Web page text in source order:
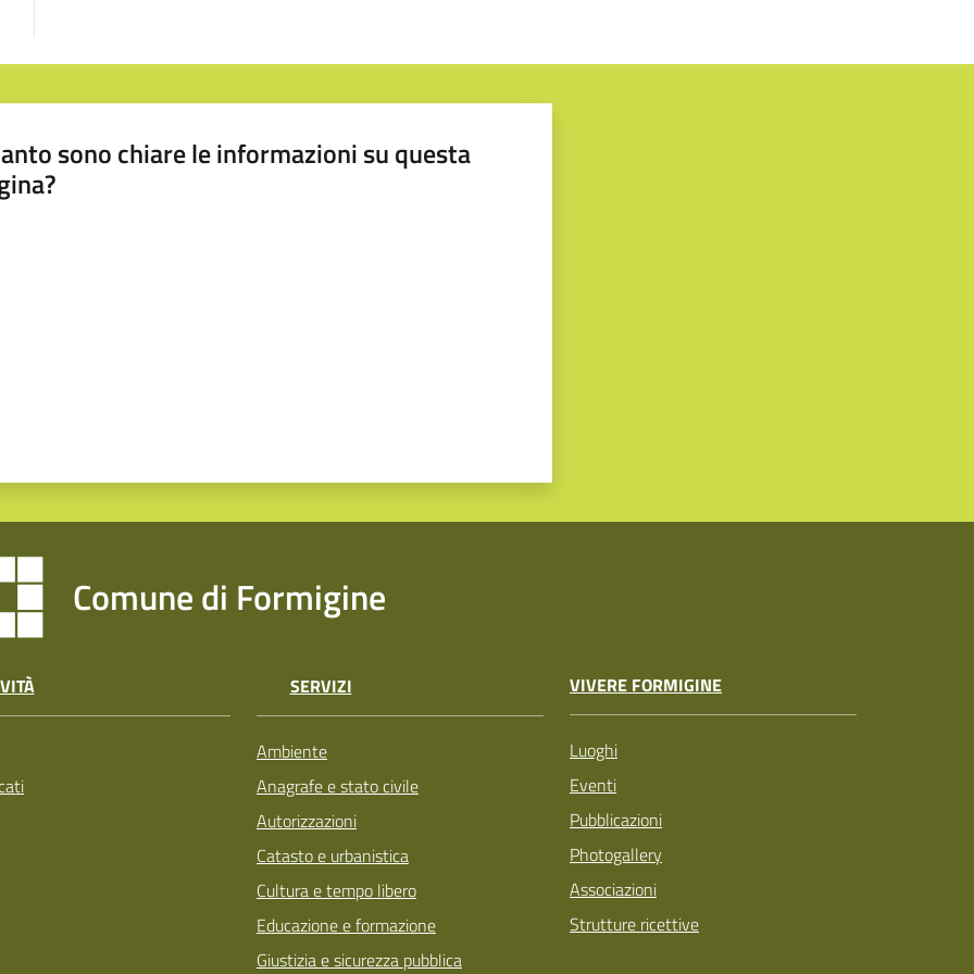
sono chiare le informazioni su questa
Comune di Formigine
SERVIZI
Ambiente
Anagrafe e stato civile
Autorizzazioni
Catasto e urbanistica
Cultura e tempo libero
Educazione e formazione
Giustizia e sicurezza pubblica
VIVERE FORMIGINE
Luoghi
Eventi
Pubblicazioni
Photogallery
Associazioni
Strutture ricettive